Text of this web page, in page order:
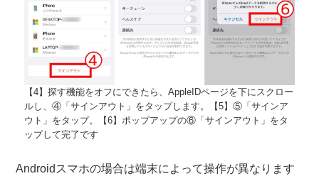
【4】探す機能をオフにできたら、AppleIDページを下にスクロー
ルし、④「サインアウト」をタップします。【5】⑤「サインア
ウト」をタップ。【6】ポップアップの⑥「サインアウト」をタ
ップして完了です
Androidスマホの場合は端末によって操作が異なります